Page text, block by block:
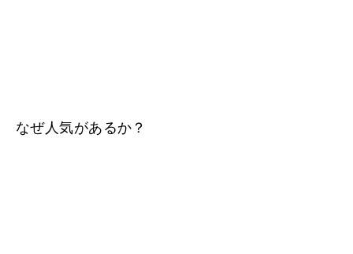
なぜ人気があるか？